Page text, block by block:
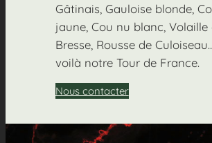
Gâtinais, Gauloise blonde,
jaune, Cou nu blanc, Volaille
Bresse, Rousse de
voilà notre Tour de France.
Nous contacter